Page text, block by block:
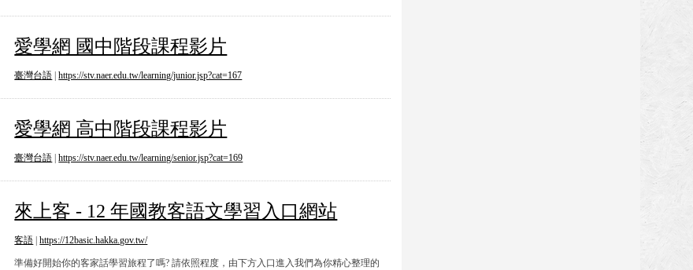
愛學網 國中階段課程影片
愛學網 國中階段課程影片
臺灣台語 |https://stv.naer.edu.tw/learning/junior.jsp?cat=167
愛學網 高中階段課程影片
愛學網 高中階段課程影片
臺灣台語 |https://stv.naer.edu.tw/learning/senior.jsp?cat=169
來上客 - 12 年國教客語文學習入口網站
來上客 - 12 年國教客語文學習入口網站
客語 |https://12basic.hakka.gov.tw/
準備好開始你的客家話學習旅程了嗎? 請依照程度，由下方入口進入我們為你精心整理的